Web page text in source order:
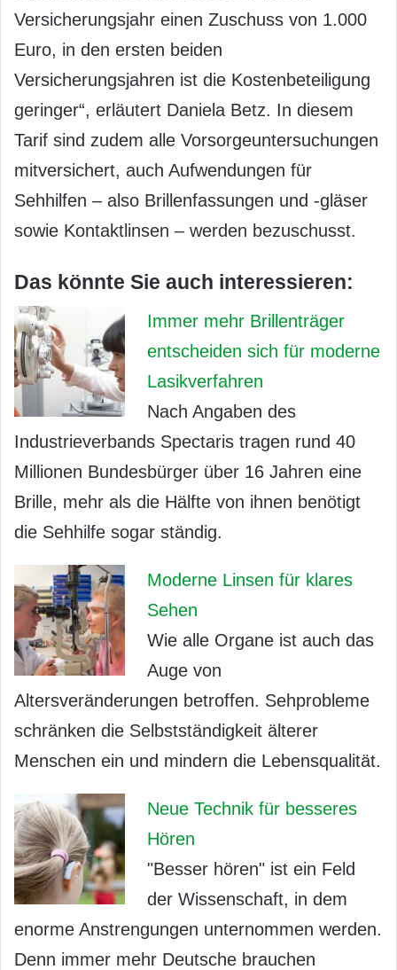
Versicherungsjahr einen Zuschuss von 1.000
Euro, in den ersten beiden
Versicherungsjahren ist die Kostenbeteiligung
geringer“, erläutert Daniela Betz. In diesem
Tarif sind zudem alle Vorsorgeuntersuchungen
mitversichert, auch Aufwendungen für
Sehhilfen – also Brillenfassungen und -gläser
sowie Kontaktlinsen – werden bezuschusst.
Das könnte Sie auch interessieren:
Immer mehr Brillenträger
entscheiden sich für moderne
Lasikverfahren
Nach Angaben des
Industrieverbands Spectaris tragen rund 40
Millionen Bundesbürger über 16 Jahren eine
Brille, mehr als die Hälfte von ihnen benötigt
die Sehhilfe sogar ständig.
Moderne Linsen für klares
Sehen
Wie alle Organe ist auch das
Auge von
Altersveränderungen betroffen. Sehprobleme
schränken die Selbstständigkeit älterer
Menschen ein und mindern die Lebensqualität.
Neue Technik für besseres
Hören
"Besser hören" ist ein Feld
der Wissenschaft, in dem
enorme Anstrengungen unternommen werden.
Denn immer mehr Deutsche brauchen